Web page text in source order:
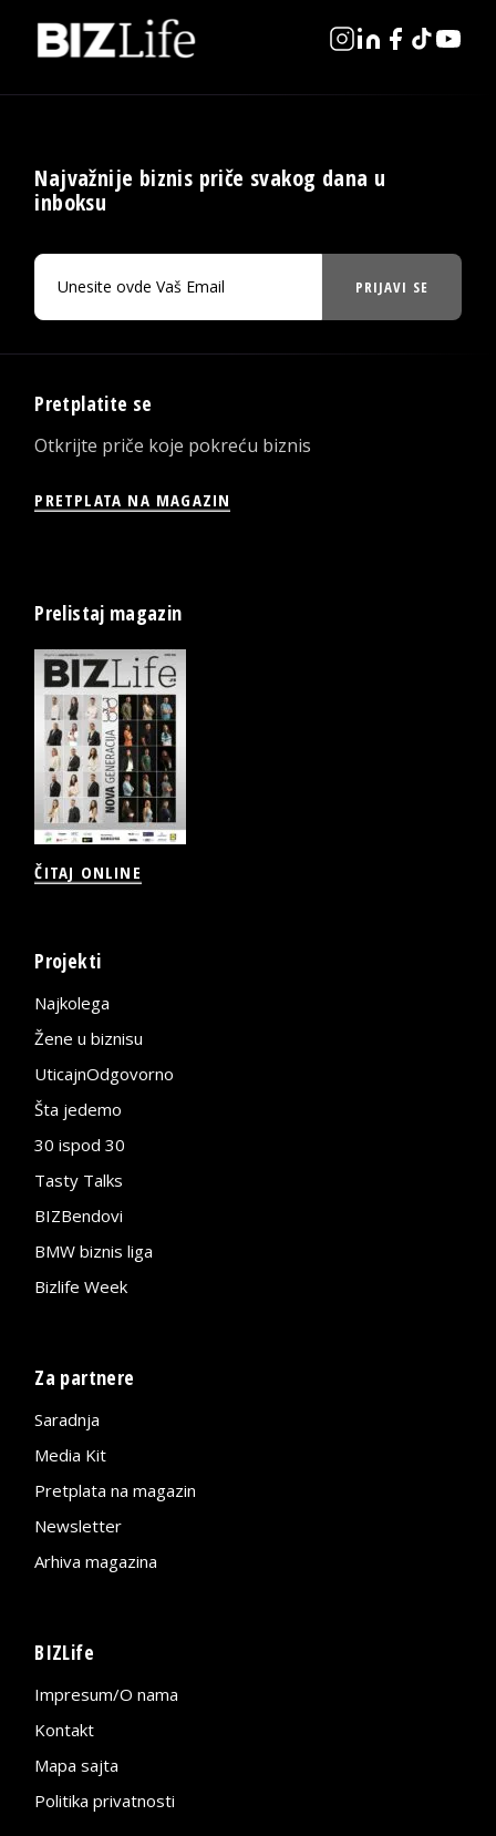
Najvažnije biznis priče svakog dana u
inboksu
PRIJAVI SE
Pretplatite se
Otkrijte priče koje pokreću biznis
PRETPLATA NA MAGAZIN
Prelistaj magazin
ČITAJ ONLINE
Projekti
Najkolega
Žene u biznisu
UticajnOdgovorno
Šta jedemo
30 ispod 30
Tasty Talks
BIZBendovi
BMW biznis liga
Bizlife Week
Za partnere
Saradnja
Media Kit
Pretplata na magazin
Newsletter
Arhiva magazina
BIZLife
Impresum/O nama
Kontakt
Mapa sajta
Politika privatnosti